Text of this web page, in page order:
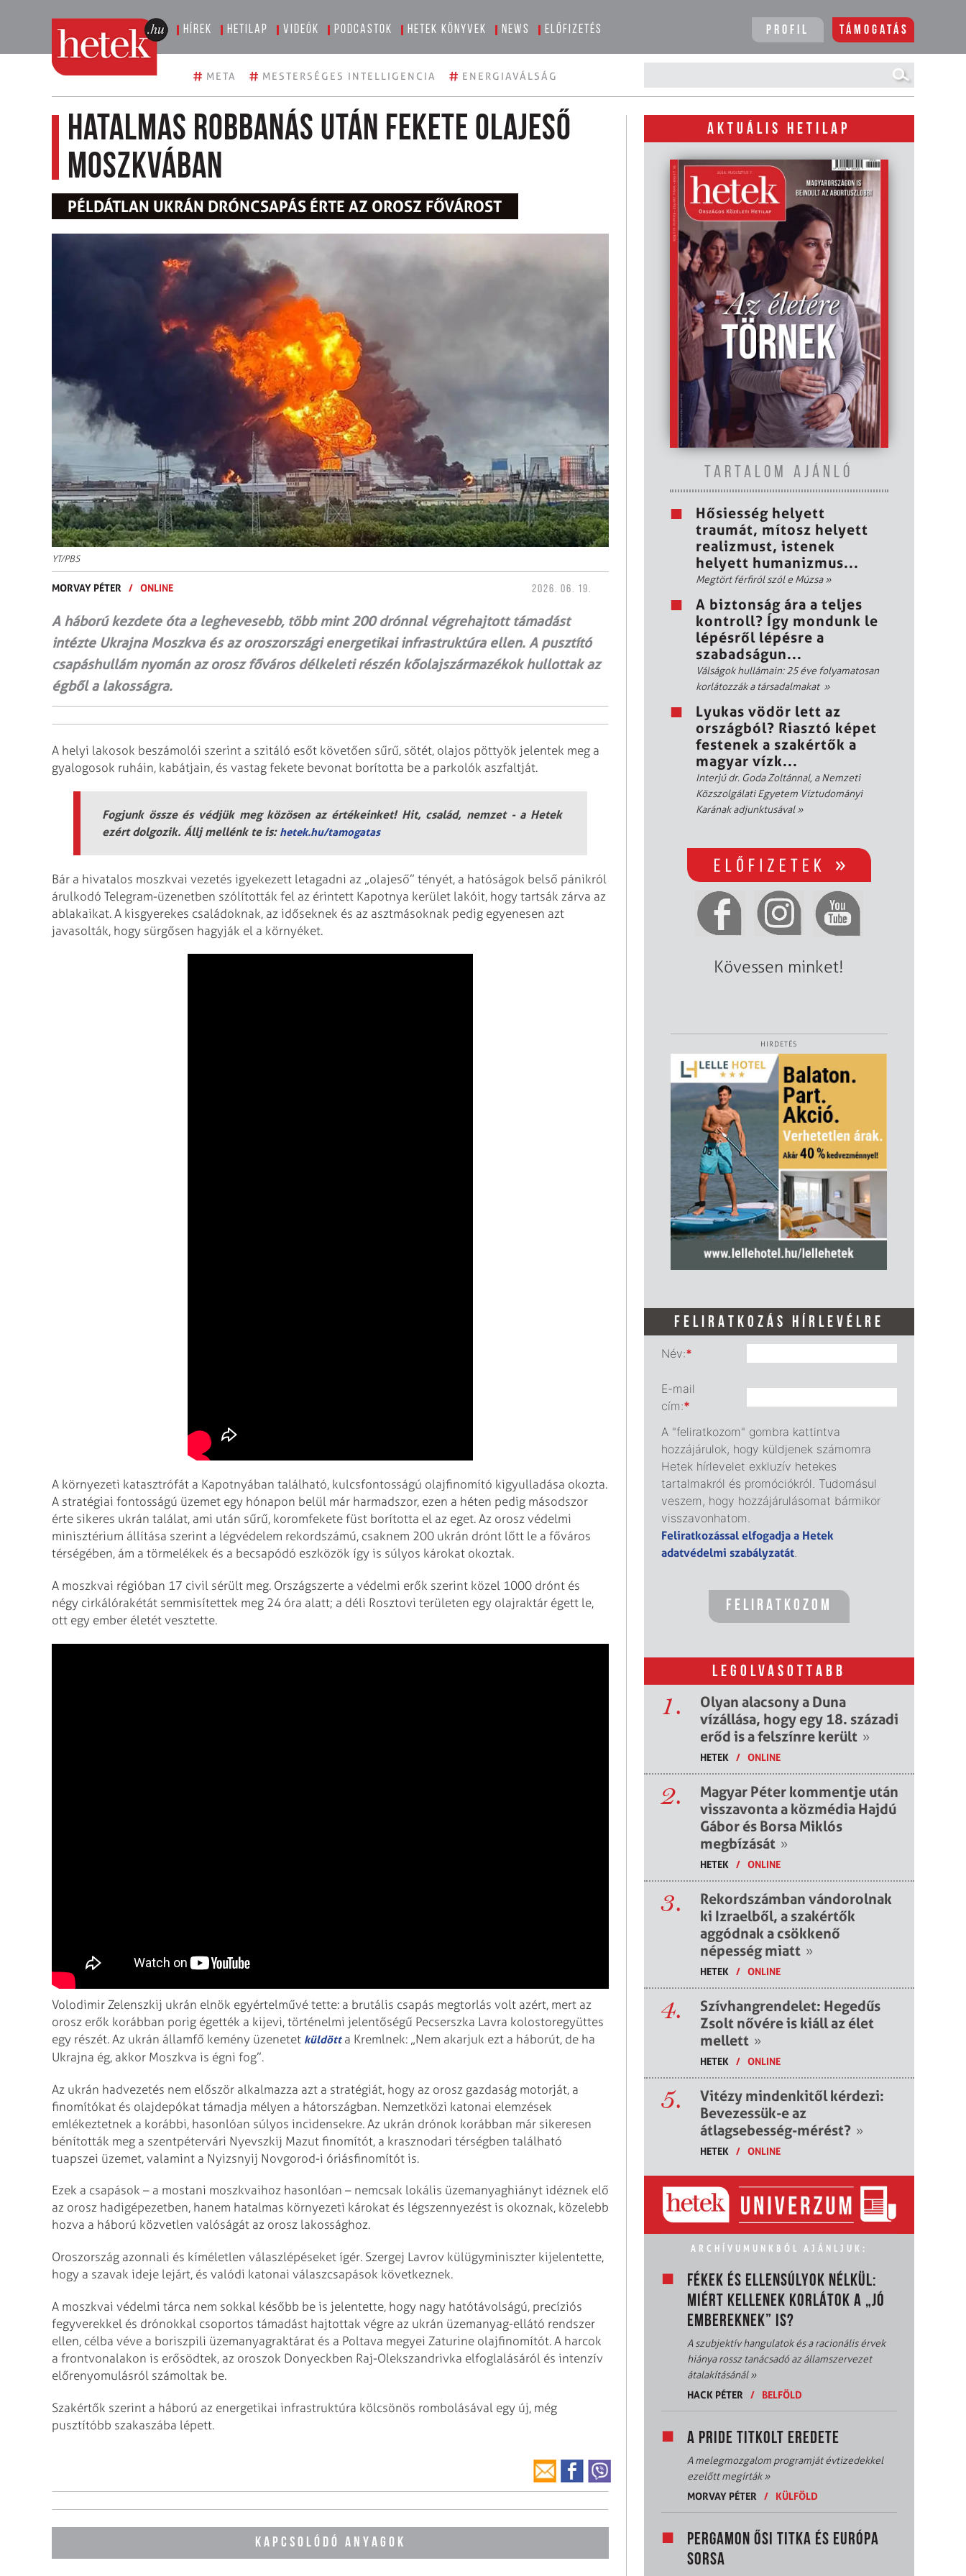
Hírek Hetilap Videók Podcastok Hetek könyvek News Előfizetés Profil Támogatás
# META # MESTERSÉGES INTELLIGENCIA # ENERGIAVÁLSÁG
Hatalmas robbanás után fekete olajeső
Moszkvában
PÉLDÁTLAN UKRÁN DRÓNCSAPÁS ÉRTE AZ OROSZ FŐVÁROST
YT/PBS
MORVAY PÉTER / ONLINE 2026. 06. 19.
A háború kezdete óta a leghevesebb, több mint 200 drónnal végrehajtott támadást
intézte Ukrajna Moszkva és az oroszországi energetikai infrastruktúra ellen. A pusztító
csapáshullám nyomán az orosz főváros délkeleti részén kőolajszármazékok hullottak az
égből a lakosságra.
A helyi lakosok beszámolói szerint a szitáló esőt követően sűrű, sötét, olajos pöttyök jelentek meg a
gyalogosok ruháin, kabátjain, és vastag fekete bevonat borította be a parkolók aszfaltját.
Fogjunk össze és védjük meg közösen az értékeinket! Hit, család, nemzet - a Hetek
ezért dolgozik. Állj mellénk te is: hetek.hu/tamogatas
Bár a hivatalos moszkvai vezetés igyekezett letagadni az „olajeső” tényét, a hatóságok belső pánikról
árulkodó Telegram-üzenetben szólították fel az érintett Kapotnya kerület lakóit, hogy tartsák zárva az
ablakaikat. A kisgyerekes családoknak, az időseknek és az asztmásoknak pedig egyenesen azt
javasolták, hogy sürgősen hagyják el a környéket.
A környezeti katasztrófát a Kapotnyában található, kulcsfontosságú olajfinomító kigyulladása okozta.
A stratégiai fontosságú üzemet egy hónapon belül már harmadszor, ezen a héten pedig másodszor
érte sikeres ukrán találat, ami után sűrű, koromfekete füst borította el az eget. Az orosz védelmi
minisztérium állítása szerint a légvédelem rekordszámú, csaknem 200 ukrán drónt lőtt le a főváros
térségében, ám a törmelékek és a becsapódó eszközök így is súlyos károkat okoztak.
A moszkvai régióban 17 civil sérült meg. Országszerte a védelmi erők szerint közel 1000 drónt és
négy cirkálórakétát semmisítettek meg 24 óra alatt; a déli Rosztovi területen egy olajraktár égett le,
ott egy ember életét vesztette.
Volodimir Zelenszkij ukrán elnök egyértelművé tette: a brutális csapás megtorlás volt azért, mert az
orosz erők korábban porig égették a kijevi, történelmi jelentőségű Pecserszka Lavra kolostoregyüttes
egy részét. Az ukrán államfő kemény üzenetet küldötta Kremlnek: „Nem akarjuk ezt a háborút, de ha
Ukrajna ég, akkor Moszkva is égni fog”.
Az ukrán hadvezetés nem először alkalmazza azt a stratégiát, hogy az orosz gazdaság motorját, a
finomítókat és olajdepókat támadja mélyen a hátországban. Nemzetközi katonai elemzések
emlékeztetnek a korábbi, hasonlóan súlyos incidensekre. Az ukrán drónok korábban már sikeresen
bénították meg a szentpétervári Nyevszkij Mazut finomítót, a krasznodari térségben található
tuapszei üzemet, valamint a Nyizsnyij Novgorod-i óriásfinomítót is.
Ezek a csapások – a mostani moszkvaihoz hasonlóan – nemcsak lokális üzemanyaghiányt idéznek elő
az orosz hadigépezetben, hanem hatalmas környezeti károkat és légszennyezést is okoznak, közelebb
hozva a háború közvetlen valóságát az orosz lakossághoz.
Oroszország azonnali és kíméletlen válaszlépéseket ígér. Szergej Lavrov külügyminiszter kijelentette,
hogy a szavak ideje lejárt, és valódi katonai válaszcsapások következnek.
A moszkvai védelmi tárca nem sokkal később be is jelentette, hogy nagy hatótávolságú, precíziós
fegyverekkel és drónokkal csoportos támadást hajtottak végre az ukrán üzemanyag-ellátó rendszer
ellen, célba véve a boriszpili üzemanyagraktárat és a Poltava megyei Zaturine olajfinomítót. A harcok
a frontvonalakon is erősödtek, az oroszok Donyeckben Raj-Olekszandrivka elfoglalásáról és intenzív
előrenyomulásról számoltak be.
Szakértők szerint a háború az energetikai infrastruktúra kölcsönös rombolásával egy új, még
pusztítóbb szakaszába lépett.
KAPCSOLÓDÓ ANYAGOK
AKTUÁLIS HETILAP
TARTALOM AJÁNLÓ
Hősiesség helyett
traumát, mítosz helyett
realizmust, istenek
helyett humanizmus...
Megtört férfiról szól e Múzsa»
A biztonság ára a teljes
kontroll? Így mondunk le
lépésről lépésre a
szabadságun...
Válságok hullámain: 25 éve folyamatosan
korlátozzák a társadalmakat »
Lyukas vödör lett az
országból? Riasztó képet
festenek a szakértők a
magyar vízk...
Interjú dr. Goda Zoltánnal, a Nemzeti
Közszolgálati Egyetem Víztudományi
Karának adjunktusával»
Kövessen minket!
HIRDETÉS
FELIRATKOZÁS HÍRLEVÉLRE
Név:*
E-mail
cím:*
A "feliratkozom" gombra kattintva
hozzájárulok, hogy küldjenek számomra
Hetek hírlevelet exkluzív hetekes
tartalmakról és promóciókról. Tudomásul
veszem, hogy hozzájárulásomat bármikor
visszavonhatom.
Feliratkozással elfogadja a Hetek
adatvédelmi szabályzatát
LEGOLVASOTTABB
1.
Olyan alacsony a Duna
vízállása, hogy egy 18. századi
erőd is a felszínre került »
HETEK / ONLINE
2.
Magyar Péter kommentje után
visszavonta a közmédia Hajdú
Gábor és Borsa Miklós
megbízását »
HETEK / ONLINE
3.
Rekordszámban vándorolnak
ki Izraelből, a szakértők
aggódnak a csökkenő
népesség miatt »
HETEK / ONLINE
4.
Szívhangrendelet: Hegedűs
Zsolt nővére is kiáll az élet
mellett »
HETEK / ONLINE
5.
Vitézy mindenkitől kérdezi:
Bevezessük-e az
átlagsebesség-mérést? »
HETEK / ONLINE
ARCHÍVUMUNKBÓL AJÁNLJUK:
FÉKEK ÉS ELLENSÚLYOK NÉLKÜL:
MIÉRT KELLENEK KORLÁTOK A „JÓ
EMBEREKNEK” IS?
A szubjektív hangulatok és a racionális érvek
hiánya rossz tanácsadó az államszervezet
átalakításánál»
HACK PÉTER
/ BELFÖLD
A PRIDE TITKOLT EREDETE
A melegmozgalom programját évtizedekkel
ezelőtt megírták»
MORVAY PÉTER
/ KÜLFÖLD
PERGAMON ŐSI TITKA ÉS EURÓPA
SORSA